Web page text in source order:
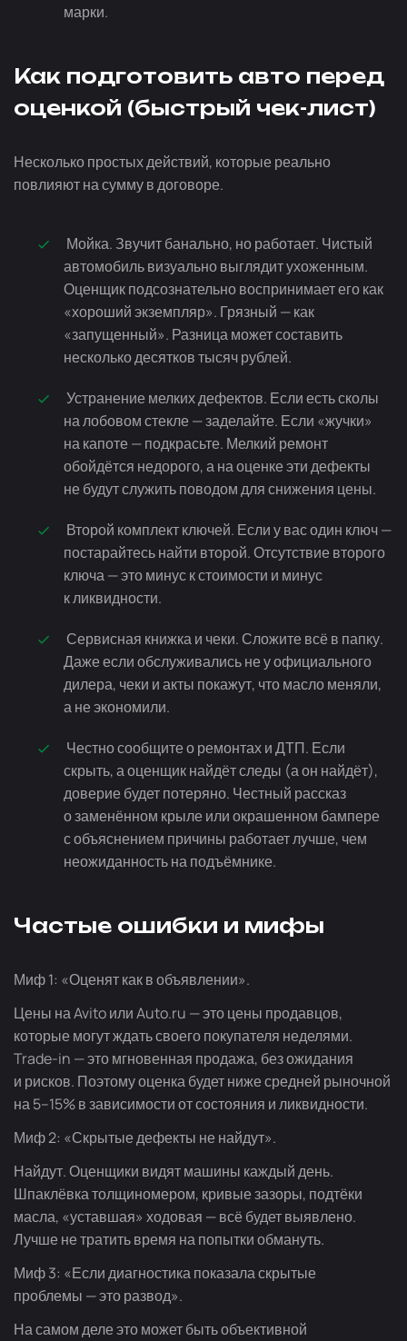
марки.
Как подготовить авто перед
оценкой (быстрый чек-лист)
Несколько простых действий, которые реально
повлияют на сумму в договоре.
Мойка. Звучит банально, но работает. Чистый
автомобиль визуально выглядит ухоженным.
Оценщик подсознательно воспринимает его как
«хороший экземпляр». Грязный — как
«запущенный». Разница может составить
несколько десятков тысяч рублей.
Устранение мелких дефектов. Если есть сколы
на лобовом стекле — заделайте. Если «жучки»
на капоте — подкрасьте. Мелкий ремонт
обойдётся недорого, а на оценке эти дефекты
не будут служить поводом для снижения цены.
Второй комплект ключей. Если у вас один ключ —
постарайтесь найти второй. Отсутствие второго
ключа — это минус к стоимости и минус
к ликвидности.
Сервисная книжка и чеки. Сложите всё в папку.
Даже если обслуживались не у официального
дилера, чеки и акты покажут, что масло меняли,
а не экономили.
Честно сообщите о ремонтах и ДТП. Если
скрыть, а оценщик найдёт следы (а он найдёт),
доверие будет потеряно. Честный рассказ
о заменённом крыле или окрашенном бампере
с объяснением причины работает лучше, чем
неожиданность на подъёмнике.
Частые ошибки и мифы
Миф 1: «Оценят как в объявлении».
Цены на Avito или Auto.ru — это цены продавцов,
которые могут ждать своего покупателя неделями.
Trade-in — это мгновенная продажа, без ожидания
и рисков. Поэтому оценка будет ниже средней рыночной
на 5–15% в зависимости от состояния и ликвидности.
Миф 2: «Скрытые дефекты не найдут».
Найдут. Оценщики видят машины каждый день.
Шпаклёвка толщиномером, кривые зазоры, подтёки
масла, «уставшая» ходовая — всё будет выявлено.
Лучше не тратить время на попытки обмануть.
Миф 3: «Если диагностика показала скрытые
проблемы — это развод».
На самом деле это может быть объективной